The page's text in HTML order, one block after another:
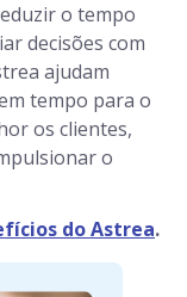
o tempo
decisões com
ajudam
tempo para o
os clientes,
o
do Astrea.